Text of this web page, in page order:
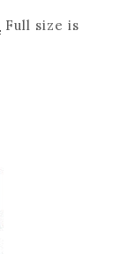
Full size is